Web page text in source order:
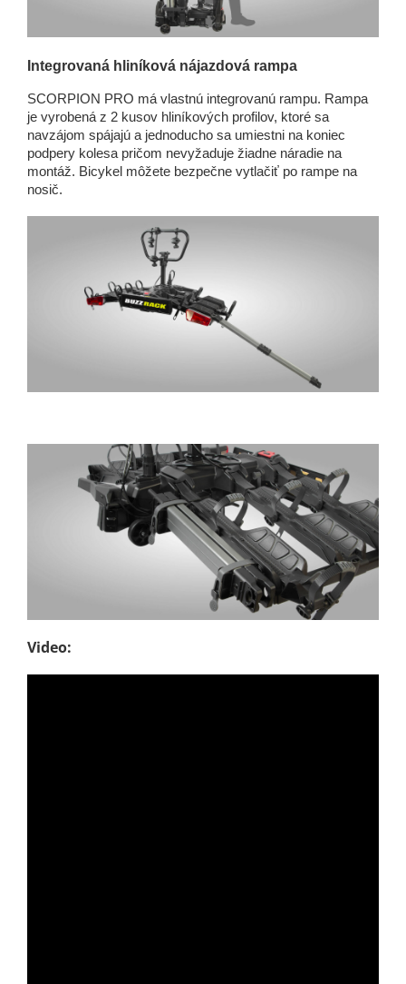
Integrovaná hliníková nájazdová rampa
SCORPION PRO má vlastnú integrovanú rampu. Rampa
je vyrobená z 2 kusov hliníkových profilov, ktoré sa
navzájom spájajú a jednoducho sa umiestni na koniec
podpery kolesa pričom nevyžaduje žiadne náradie na
montáž. Bicykel môžete bezpečne vytlačiť po rampe na
nosič.
Video: